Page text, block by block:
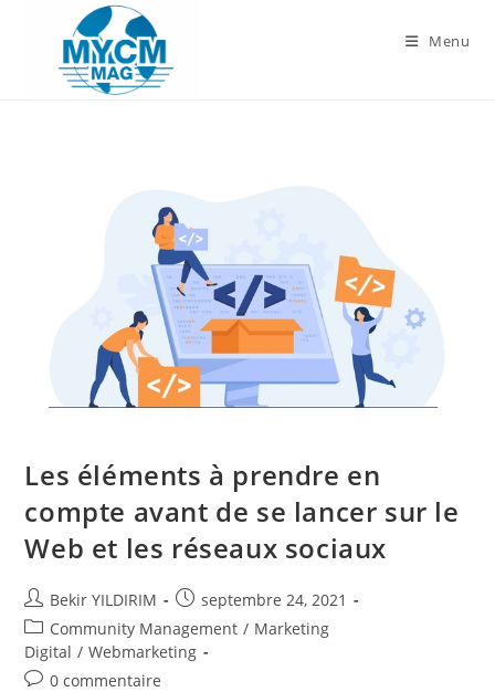
Menu
Les éléments à prendre en
compte avant de se lancer sur le
Web et les réseaux sociaux
Auteur/autrice
de
la
publication :
Bekir YILDIRIM
Publication
publiée :
septembre 24, 2021
Post
category:
Community Management / Marketing
Digital / Webmarketing
Commentaires
0 commentaire